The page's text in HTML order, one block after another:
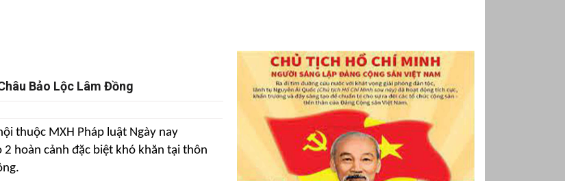
Bảo Lộc Lâm Đồng
thuộc MXH Pháp luật Ngày nay
hoàn cảnh đặc biệt khó khăn tại thôn